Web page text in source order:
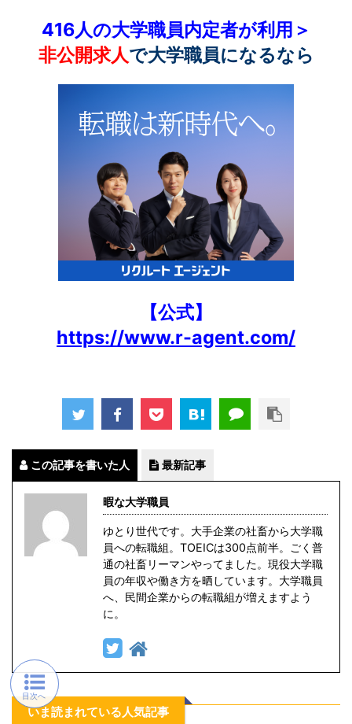
416人の大学職員内定者が利用＞
非公開求人で大学職員になるなら
【公式】
https://www.r-agent.com/
この記事を書いた人 最新記事
暇な大学職員
ゆとり世代です。大手企業の社畜から大学職
員への転職組。TOEICは300点前半。ごく普
通の社畜リーマンやってました。現役大学職
員の年収や働き方を晒しています。大学職員
へ、民間企業からの転職組が増えますよう
に。
いま読まれている人気記事